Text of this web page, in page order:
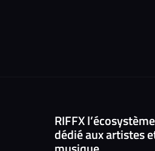
RIFFX
dédié aux artistes